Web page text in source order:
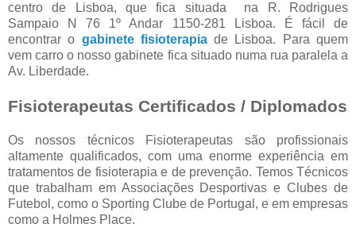
centro de Lisboa, que fica situada na R. Rodrigues
Sampaio N 76 1º Andar 1150-281 Lisboa. É fácil de
encontrar o gabinete fisioterapiade Lisboa. Para quem
vem carro o nosso gabinete fica situado numa rua paralela a
Av. Liberdade.
Fisioterapeutas Certificados / Diplomados
Os nossos técnicos Fisioterapeutas são profissionais
altamente qualificados, com uma enorme experiência em
tratamentos de fisioterapia e de prevenção. Temos Técnicos
que trabalham em Associações Desportivas e Clubes de
Futebol, como o Sporting Clube de Portugal, e em empresas
como a Holmes Place.